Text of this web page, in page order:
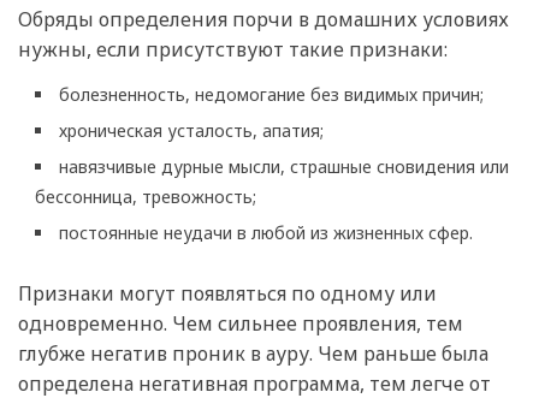
Обряды определения порчи в домашних условиях
нужны, если присутствуют такие признаки:
болезненность, недомогание без видимых причин;
хроническая усталость, апатия;
навязчивые дурные мысли, страшные сновидения или
бессонница, тревожность;
постоянные неудачи в любой из жизненных сфер.
Признаки могут появляться по одному или
одновременно. Чем сильнее проявления, тем
глубже негатив проник в ауру. Чем раньше была
определена негативная программа, тем легче от